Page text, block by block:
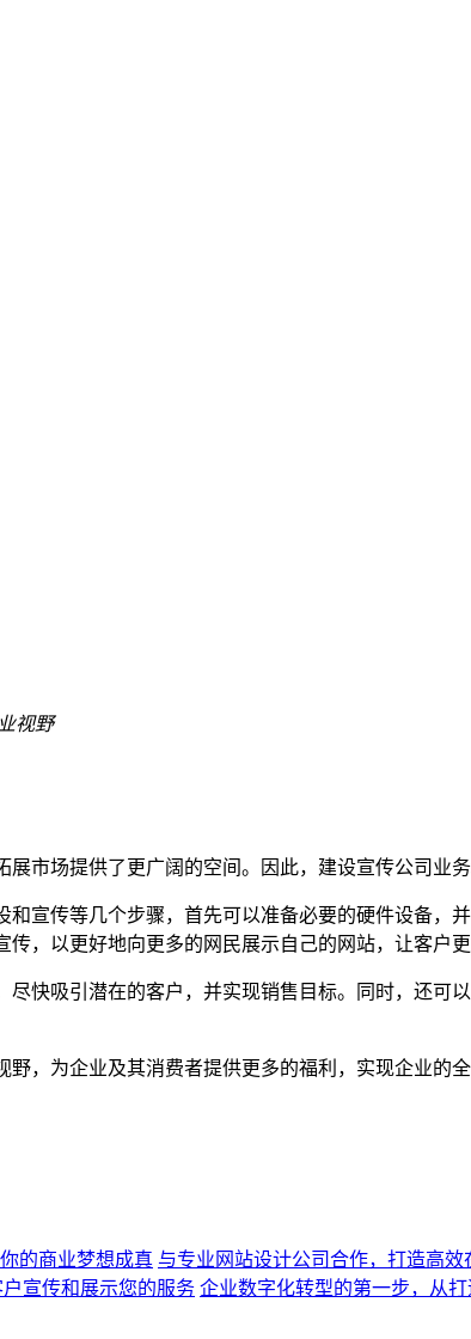
视野
市场提供了更广阔的空间。因此，建设宣传公司业
宣传等几个步骤，首先可以准备必要的硬件设备，
，以更好地向更多的网民展示自己的网站，让客户
快吸引潜在的客户，并实现销售目标。同时，还可
，为企业及其消费者提供更多的福利，实现企业的全
的商业梦想成真 与专业网站设计公司合作，打造高效
宣传和展示您的服务 企业数字化转型的第一步，从